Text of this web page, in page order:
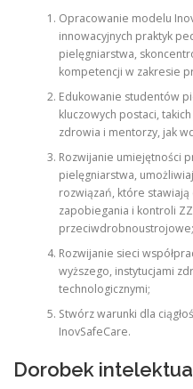
Opracowanie modelu
innowacyjnych praktyk
pielęgniarstwa,
kompetencji w zakresie
Edukowanie studentów
kluczowych postaci,
zdrowia i mentorzy, jak
Rozwijanie umiejętności
pielęgniarstwa,
rozwiązań, które stawiają
zapobiegania i kontroli
przeciwdrobnoustrojowe;
Rozwijanie sieci
wyższego, instytucjami
technologicznymi;
Stwórz warunki dla
InovSafeCare.
Dorobek